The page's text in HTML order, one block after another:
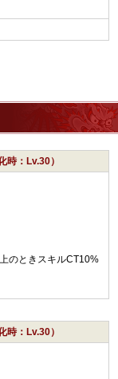
時：Lv.30）
のときスキルCT10%
時：Lv.30）